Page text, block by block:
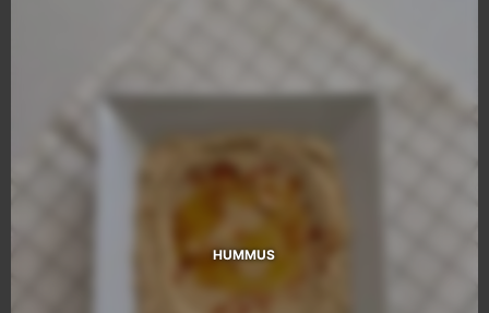
HUMMUS